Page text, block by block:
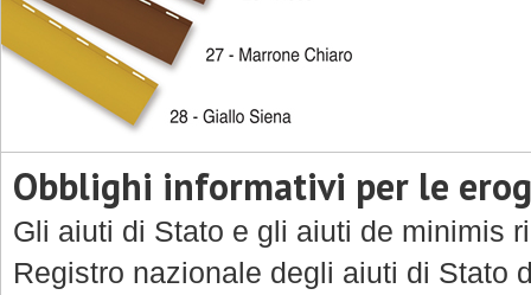
Obblighi informativi per le
Gli aiuti di Stato e gli aiuti de minimis
Registro nazionale degli aiuti di Stato